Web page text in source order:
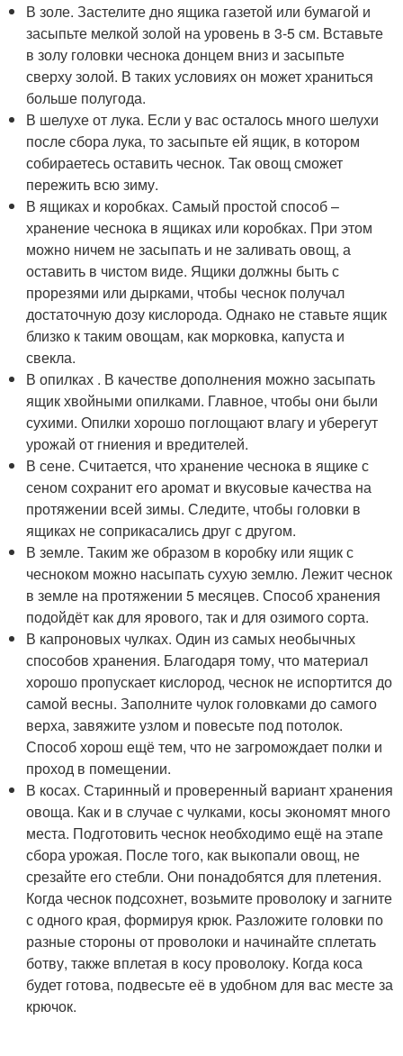
В золе. Застелите дно ящика газетой или бумагой и
засыпьте мелкой золой на уровень в 3-5 см. Вставьте
в золу головки чеснока донцем вниз и засыпьте
сверху золой. В таких условиях он может храниться
больше полугода.
В шелухе от лука. Если у вас осталось много шелухи
после сбора лука, то засыпьте ей ящик, в котором
собираетесь оставить чеснок. Так овощ сможет
пережить всю зиму.
В ящиках и коробках. Самый простой способ –
хранение чеснока в ящиках или коробках. При этом
можно ничем не засыпать и не заливать овощ, а
оставить в чистом виде. Ящики должны быть с
прорезями или дырками, чтобы чеснок получал
достаточную дозу кислорода. Однако не ставьте ящик
близко к таким овощам, как морковка, капуста и
свекла.
В опилках . В качестве дополнения можно засыпать
ящик хвойными опилками. Главное, чтобы они были
сухими. Опилки хорошо поглощают влагу и уберегут
урожай от гниения и вредителей.
В сене. Считается, что хранение чеснока в ящике с
сеном сохранит его аромат и вкусовые качества на
протяжении всей зимы. Следите, чтобы головки в
ящиках не соприкасались друг с другом.
В земле. Таким же образом в коробку или ящик с
чесноком можно насыпать сухую землю. Лежит чеснок
в земле на протяжении 5 месяцев. Способ хранения
подойдёт как для ярового, так и для озимого сорта.
В капроновых чулках. Один из самых необычных
способов хранения. Благодаря тому, что материал
хорошо пропускает кислород, чеснок не испортится до
самой весны. Заполните чулок головками до самого
верха, завяжите узлом и повесьте под потолок.
Способ хорош ещё тем, что не загромождает полки и
проход в помещении.
В косах. Старинный и проверенный вариант хранения
овоща. Как и в случае с чулками, косы экономят много
места. Подготовить чеснок необходимо ещё на этапе
сбора урожая. После того, как выкопали овощ, не
срезайте его стебли. Они понадобятся для плетения.
Когда чеснок подсохнет, возьмите проволоку и загните
с одного края, формируя крюк. Разложите головки по
разные стороны от проволоки и начинайте сплетать
ботву, также вплетая в косу проволоку. Когда коса
будет готова, подвесьте её в удобном для вас месте за
крючок.